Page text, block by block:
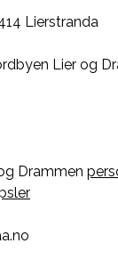
Lierstranda
Lier og
Drammen